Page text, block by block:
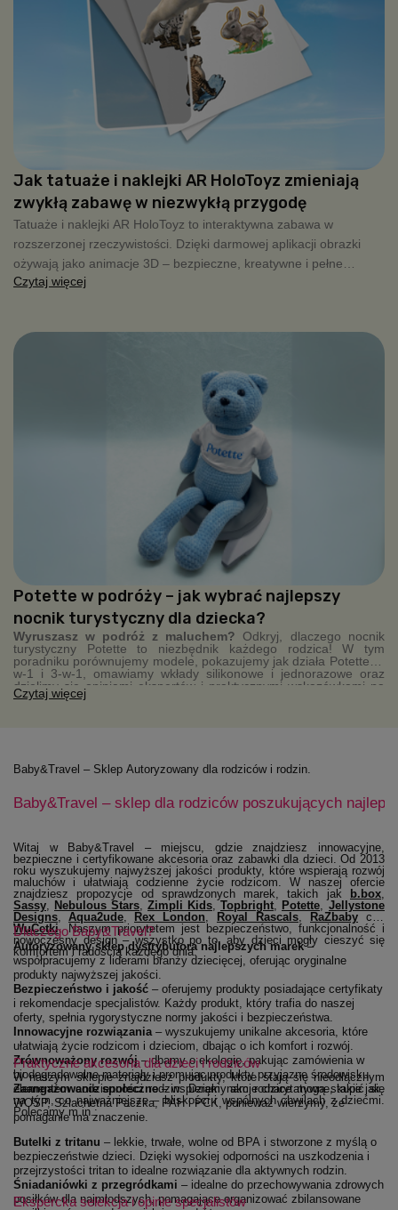
Jak tatuaże i naklejki AR HoloToyz zmieniają
zwykłą zabawę w niezwykłą przygodę
Tatuaże i naklejki AR HoloToyz to interaktywna zabawa w
rozszerzonej rzeczywistości. Dzięki darmowej aplikacji obrazki
ożywają jako animacje 3D – bezpieczne, kreatywne i pełne
radości dla dzieci.
Czytaj więcej
Potette w podróży – jak wybrać najlepszy
nocnik turystyczny dla dziecka?
Wyruszasz w podróż z maluchem? Odkryj, dlaczego nocnik
turystyczny Potette to niezbędnik każdego rodzica! W tym
poradniku porównujemy modele, pokazujemy jak działa Potette 2-
w-1 i 3-w-1, omawiamy wkłady silikonowe i jednorazowe oraz
dzielimy się opiniami ekspertów i praktycznymi wskazówkami na
wyjazdy. Kompaktowy, higieniczny, zawsze pod ręką – Potette
Czytaj więcej
Baby&Travel – Sklep Autoryzowany dla rodziców i rodzin.
Baby&Travel – sklep dla rodziców poszukujących
Witaj w Baby&Travel – miejscu, gdzie znajdziesz innowacyjne,
bezpieczne i certyfikowane akcesoria oraz zabawki dla dzieci. Od 2013
roku wyszukujemy najwyższej jakości produkty, które wspierają rozwój
maluchów i ułatwiają codzienne życie rodzicom. W naszej ofercie
znajdziesz propozycje od sprawdzonych marek, takich jak
b.box,
Sassy(otwiera się w nowym oknie)
, Nebulous Stars(otwiera się w nowym oknie)
, Zimpli Kids(otwiera się w nowym oknie)
, Topbright(otwiera się w nowym
, Potette(otwiera się
, Jellystone
Designs(otwiera się w nowym oknie)
, Aqua2ude(otwiera się w nowym oknie)
, Rex London (otwiera się w nowym oknie)
, Royal Rascals(otwiera się w
, RaZbaby czy
WuCetki(otwiera się w nowym oknie)
. Naszym priorytetem jest bezpieczeństwo, funkcjonalność i
nowoczesny design – wszystko po to, aby dzieci mogły cieszyć się
komfortem i radością każdego dnia.
Dlaczego Baby&Travel?
Autoryzowany sklep dystrybutora najlepszych marek–
współpracujemy z liderami branży dziecięcej, oferując oryginalne
produkty najwyższej jakości.
Bezpieczeństwo i jakość – oferujemy produkty posiadające certyfikaty
i rekomendacje specjalistów. Każdy produkt, który trafia do naszej
oferty, spełnia rygorystyczne normy jakości i bezpieczeństwa.
Innowacyjne rozwiązania– wyszukujemy unikalne akcesoria, które
ułatwiają życie rodzicom i dzieciom, dbając o ich komfort i rozwój.
Zrównoważony rozwój– dbamy o ekologię, pakując zamówienia w
biodegradowalne materiały i promując produkty przyjazne środowisku.
Zaangażowanie społeczne– wspieramy akcje charytatywne, takie jak
WOŚP, Szlachetna Paczka, PAH i PCK, ponieważ wierzymy, że
pomaganie ma znaczenie.
Praktyczne akcesoria dla dzieci i rodziców
W naszym sklepie znajdziesz produkty, które stają się nieodłącznym
elementem codzienności rodzin. Dzięki nam rodzice mogą skupić się
na tym, co najważniejsze – bliskości i wspólnych chwilach z dziećmi.
Polecamy m.in.:
Butelki z tritanu – lekkie, trwałe, wolne od BPA i stworzone z myślą o
bezpieczeństwie dzieci. Dzięki wysokiej odporności na uszkodzenia i
przejrzystości tritan to idealne rozwiązanie dla aktywnych rodzin.
Śniadaniówki z przegródkami – idealne do przechowywania zdrowych
posiłków dla najmłodszych, pomagające organizować zbilansowane
Ekspercka selekcja i opinie specjalistów